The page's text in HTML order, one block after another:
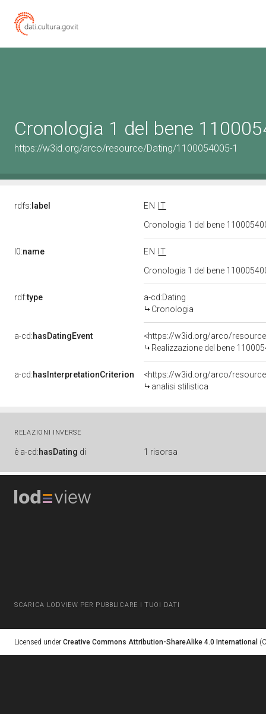
Cronologia 1 del bene
https://w3id.org/arco/resource/Dating/1100054005-1
rdfs: label EN
IT
Cronologia 1 del bene
l0:name EN
IT
Cronologia 1 del bene
rdf:type
a-cd:Dating
Cronologia
a-cd:hasDatingEvent
<https://w3id.org/arco/
Realizzazione del bene
a-cd:hasInterpretationCriterion
<https://w3id.org/arco/
analisi stilistica
RELAZIONI INVERSE
è a-cd:hasDating di 1 risorsa
SCARICA LODVIEW PER PUBBLICARE I TUOI DATI
Licensed under Creative Commons Attribution-ShareAlike 4.0 International